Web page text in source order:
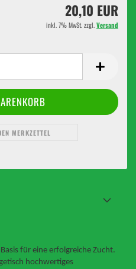
20,10 EUR
inkl. 7% MwSt. zzgl.Versand
MERKZETTEL
für eine erfolgreiche Zucht.
hochwertiges